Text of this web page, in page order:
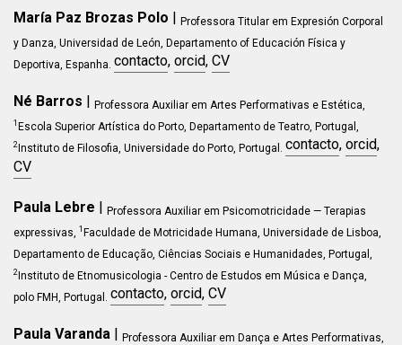
María Paz Brozas Polo | Professora Titular em Expresión Corporal
y Danza, Universidad de León, Departamento of Educación Física y
Deportiva, Espanha. contacto, orcid, CV
Né Barros | Professora Auxiliar em Artes Performativas e Estética,
1 Escola Superior Artística do Porto, Departamento de Teatro, Portugal,
2Instituto de Filosofia, Universidade do Porto, Portugal. contacto, orcid,
CV
Paula Lebre | Professora Auxiliar em Psicomotricidade — Terapias
expressivas, 1 Faculdade de Motricidade Humana, Universidade de Lisboa,
Departamento de Educação, Ciências Sociais e Humanidades, Portugal,
2Instituto de Etnomusicologia - Centro de Estudos em Música e Dança,
polo FMH, Portugal. contacto, orcid, CV
Paula Varanda | Professora Auxiliar em Dança e Artes Performativas,